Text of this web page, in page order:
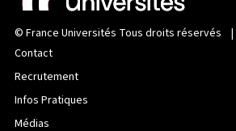
© France Universités Tous droits réservés |
Contact
Recrutement
Infos Pratiques
Médias